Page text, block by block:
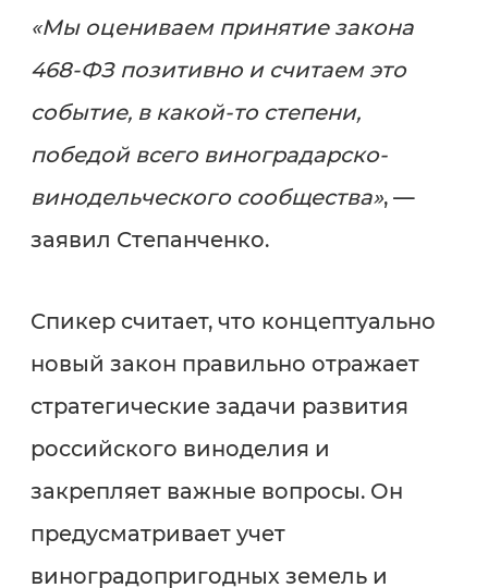
«Мы оцениваем принятие закона
468-ФЗ позитивно и считаем это
событие, в какой-то степени,
победой всего виноградарско-
винодельческого сообщества», —
заявил Степанченко.
Спикер считает, что концептуально
новый закон правильно отражает
стратегические задачи развития
российского виноделия и
закрепляет важные вопросы. Он
предусматривает учет
виноградопригодных земель и